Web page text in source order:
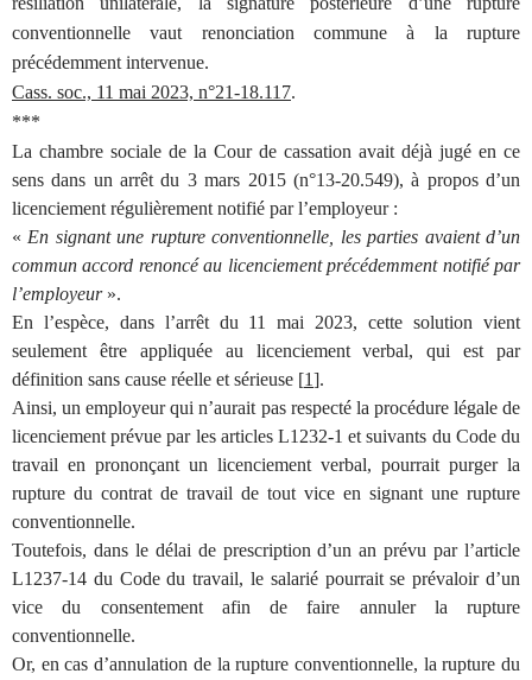
conventionnelle vaut renonciation commune à la rupture
précédemment intervenue.
Cass. soc., 11 mai 2023, n°21-18.117.
***
La chambre sociale de la Cour de cassation avait déjà jugé en ce
sens dans un arrêt du 3 mars 2015 (n°13-20.549), à propos d’un
licenciement régulièrement notifié par l’employeur :
« En signant une rupture conventionnelle, les parties avaient d’un
commun accord renoncé au licenciement précédemment notifié par
l’employeur».
En l’espèce, dans l’arrêt du 11 mai 2023, cette solution vient
seulement être appliquée au licenciement verbal, qui est par
définition sans cause réelle et sérieuse [1].
Ainsi, un employeur qui n’aurait pas respecté la procédure légale de
licenciement prévue par les articles L1232-1 et suivants du Code du
travail en prononçant un licenciement verbal, pourrait purger la
rupture du contrat de travail de tout vice en signant une rupture
conventionnelle.
Toutefois, dans le délai de prescription d’un an prévu par l’article
L1237-14 du Code du travail, le salarié pourrait se prévaloir d’un
vice du consentement afin de faire annuler la rupture
conventionnelle.
Or, en cas d’annulation de la rupture conventionnelle, la rupture du